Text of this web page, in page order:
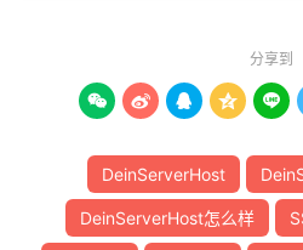
分享到
    
DeinServerHost
DeinServerHost怎么样